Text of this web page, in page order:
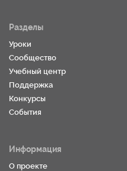
Разделы
Уроки
Сообщество
Учебный центр
Поддержка
Конкурсы
События
Информация
О проекте